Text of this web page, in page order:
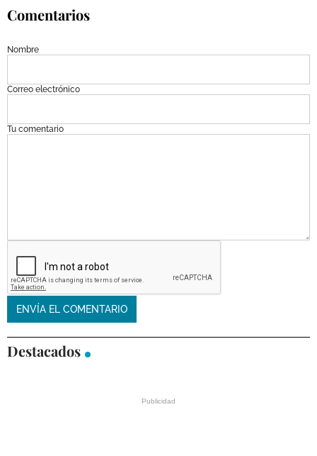
Comentarios
Nombre
Correo electrónico
Tu comentario
Destacados